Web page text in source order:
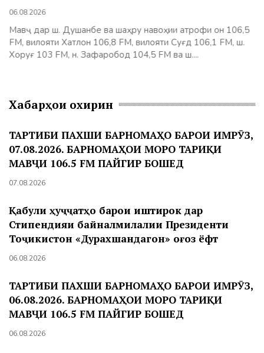
06.08.2026
Мавҷ дар ш. Душанбе ва шаҳру навоҳии атрофи он 106,5
FM, вилояти Хатлон 106,8 FM, вилояти Суғд 106,1 FM, ш.
Хоруғ 103 FM, н. Зафаробод 104,5 FM ва ш....
Хабарҳои охирин
ТАРТИБИ ПАХШИ БАРНОМАҲО БАРОИ ИМРӮЗ,
07.08.2026. БАРНОМАҲОИ МОРО ТАРИҚИ
МАВҶИ 106.5 FM ПАЙГИР БОШЕД
07.08.2026
Қабули ҳуҷҷатҳо барои иштирок дар
Стипендияи байналмилалии Президенти
Тоҷикистон «Дурахшандагон» оғоз ёфт
06.08.2026
ТАРТИБИ ПАХШИ БАРНОМАҲО БАРОИ ИМРӮЗ,
06.08.2026. БАРНОМАҲОИ МОРО ТАРИҚИ
МАВҶИ 106.5 FM ПАЙГИР БОШЕД
06.08.2026